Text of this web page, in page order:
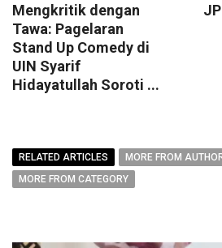
Mengkritik dengan
Tawa: Pagelaran
Stand Up Comedy di
UIN Syarif
Hidayatullah Soroti ...
RELATED ARTICLES
MORE FROM
MORE FROM CATEGORY